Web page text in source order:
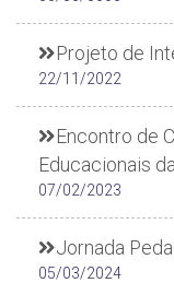
Projeto de
22/11/2022
Encontro de
Educacionais
07/02/2023
Jornada
05/03/2024